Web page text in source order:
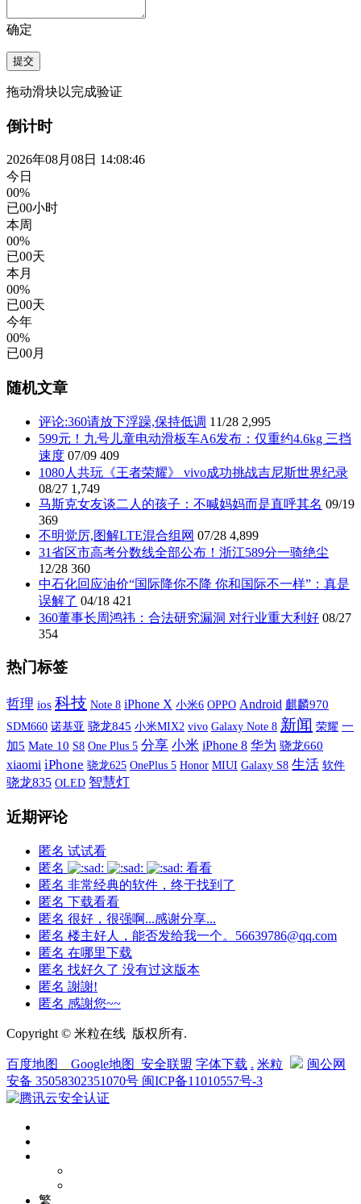
确定
提交
拖动滑块以完成验证
倒计时
2026年08月08日 14:08:46
今日
00%
已00小时
本周
00%
已00天
本月
00%
已00天
今年
00%
已00月
随机文章
评论:360请放下浮躁,保持低调 11/28 2,995
599元！九号儿童电动滑板车A6发布：仅重约4.6kg 三挡
速度 07/09 409
1080人共玩《王者荣耀》 vivo成功挑战吉尼斯世界纪录
08/27 1,749
马斯克女友谈二人的孩子：不喊妈妈而是直呼其名 09/19
369
不明觉厉,图解LTE混合组网 07/28 4,899
31省区市高考分数线全部公布！浙江589分一骑绝尘
12/28 360
中石化回应油价“国际降你不降 你和国际不一样”：真是
误解了 04/18 421
360董事长周鸿祎：合法研究漏洞 对行业重大利好 08/27
354
热门标签
哲理 ios 科技 Note 8 iPhone X 小米6 OPPO Android 麒麟970
SDM660 诺基亚 骁龙845 小米MIX2 vivo Galaxy Note 8 新闻 荣耀 一
加5 Mate 10 S8 One Plus 5 分享 小米 iPhone 8 华为 骁龙660
xiaomi iPhone 骁龙625 OnePlus 5 Honor MIUI Galaxy S8 生活 软件
骁龙835 OLED 智慧灯
近期评论
匿名 试试看
匿名
看看
匿名 非常经典的软件，终于找到了
匿名 下载看看
匿名 很好，很强啊...感谢分享...
匿名 楼主好人，能否发给我一个。56639786@qq.com
匿名 在哪里下载
匿名 找好久了 没有过这版本
匿名 謝謝!
匿名 感謝您~~
Copyright © 米粒在线 版权所有.
百度地图 Google地图 安全联盟 字体下载 . 米粒
闽公网
安备 35058302351070号 闽ICP备11010557号-3
繁